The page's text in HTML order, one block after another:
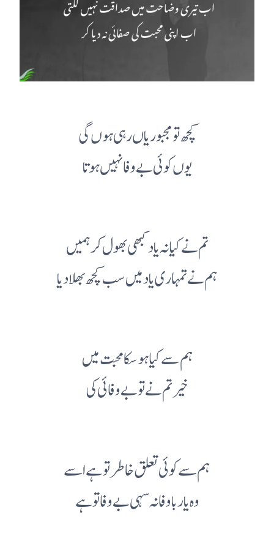
کچھ تو مجبوریاں رہی ہوں گی
یوں کوئی بے وفا نہیں ہوتا
تم نے کیا نہ یاد کبھی بھول کر ہمیں
ہم نے تمہاری یاد میں سب کچھ بھلا دیا
ہم سے کیا ہو سکا محبت میں
خیر تم نے تو بے وفائی کی
ہم سے کوئی تعلق خاطر تو ہے اسے
وہ یار با وفا نہ سہی بے وفا تو ہے